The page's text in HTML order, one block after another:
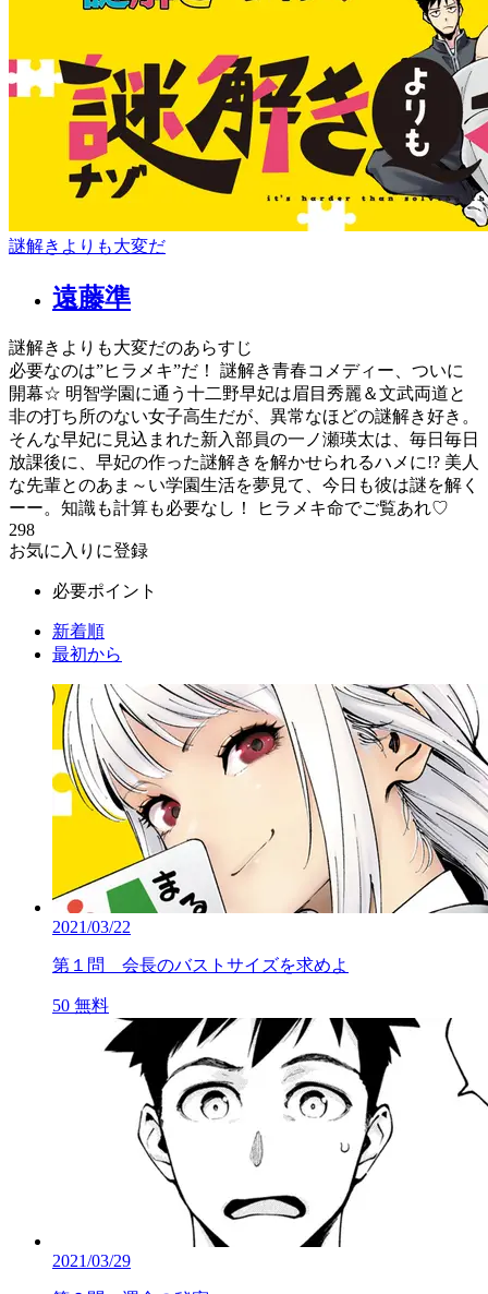
謎解きよりも大変だ
遠藤準
謎解きよりも大変だのあらすじ
必要なのは”ヒラメキ”だ！ 謎解き青春コメディー、ついに
開幕☆ 明智学園に通う十二野早妃は眉目秀麗＆文武両道と
非の打ち所のない女子高生だが、異常なほどの謎解き好き。
そんな早妃に見込まれた新入部員の一ノ瀬瑛太は、毎日毎日
放課後に、早妃の作った謎解きを解かせられるハメに!? 美人
な先輩とのあま～い学園生活を夢見て、今日も彼は謎を解く
ーー。知識も計算も必要なし！ ヒラメキ命でご覧あれ♡
298
お気に入りに登録
必要ポイント
新着順
最初から
2021/03/22
第１問 会長のバストサイズを求めよ
50 無料
2021/03/29